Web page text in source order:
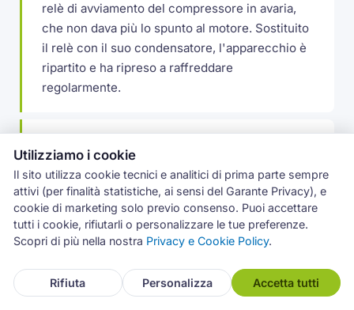
relè di avviamento del compressore in avaria,
che non dava più lo spunto al motore. Sostituito
il relè con il suo condensatore, l'apparecchio è
ripartito e ha ripreso a raffreddare
regolarmente.
A Mascalucia un frigocongelatore Whirlpool
accumulava ghiaccio sul fondo del vano
congelatore, con lo sportello che faticava a
chiudere. Il foro di scarico del defrost si gelava
a ripetizione: disgelato il condotto e rimesso il
controllata la guarnizione dello sportello.
Utilizziamo i cookie
Il sito utilizza cookie tecnici e analitici di prima parte sempre
attivi (per finalità statistiche, ai sensi del Garante Privacy), e
cookie di marketing solo previo consenso. Puoi accettare
tutti i cookie, rifiutarli o personalizzare le tue preferenze.
Scopri di più nella nostra Privacy e Cookie Policy.
Rifiuta Personalizza Accetta tutti